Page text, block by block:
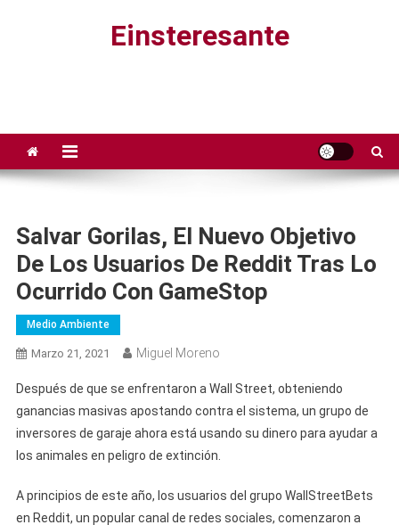
Einsteresante
Salvar Gorilas, El Nuevo Objetivo
De Los Usuarios De Reddit Tras Lo
Ocurrido Con GameStop
Medio Ambiente
Marzo 21, 2021 Miguel Moreno
Después de que se enfrentaron a Wall Street, obteniendo
ganancias masivas apostando contra el sistema, un grupo de
inversores de garaje ahora está usando su dinero para ayudar a
los animales en peligro de extinción.
A principios de este año, los usuarios del grupo WallStreetBets
en Reddit, un popular canal de redes sociales, comenzaron a